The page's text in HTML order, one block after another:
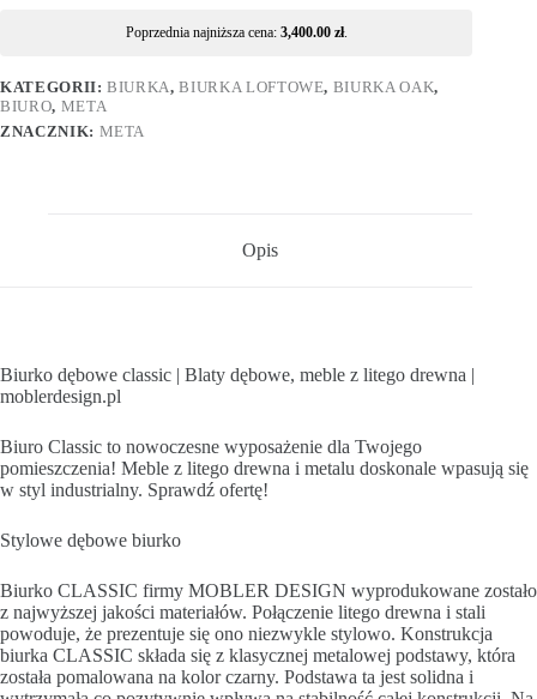
Poprzednia najniższa cena: 3,400.00 zł.
KATEGORII:BIURKA,BIURKA LOFTOWE, BIURKA OAK,
BIURO, META
ZNACZNIK: META
Opis
Biurko dębowe classic | Blaty dębowe, meble z litego drewna |
moblerdesign.pl
Biuro Classic to nowoczesne wyposażenie dla Twojego
pomieszczenia! Meble z litego drewna i metalu doskonale wpasują się
w styl industrialny. Sprawdź ofertę!
Stylowe dębowe biurko
Biurko CLASSIC firmy MOBLER DESIGN wyprodukowane zostało
z najwyższej jakości materiałów. Połączenie litego drewna i stali
powoduje, że prezentuje się ono niezwykle stylowo. Konstrukcja
biurka CLASSIC składa się z klasycznej metalowej podstawy, która
została pomalowana na kolor czarny. Podstawa ta jest solidna i